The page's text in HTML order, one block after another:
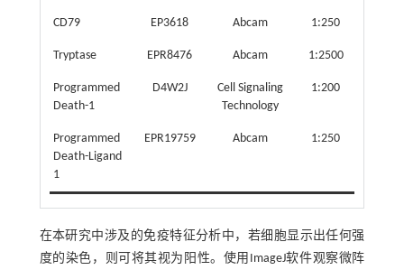
CD79 EP3618 Abcam 1:250
Tryptase EPR8476 Abcam 1:2500
Programmed
Death-1
D4W2J
Cell Signaling
Technology
1:200
Programmed
Death-Ligand
1
EPR19759 Abcam 1:250
在本研究中涉及的免疫特征分析中，若细胞显示出任何强
度的染色，则可将其视为阳性。使用ImageJ软件观察微阵